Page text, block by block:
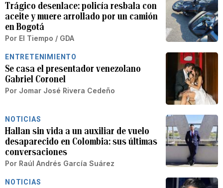
Trágico desenlace: policía resbala con
aceite y muere arrollado por un camión
en Bogotá
Por El Tiempo / GDA
ENTRETENIMIENTO
Se casa el presentador venezolano
Gabriel Coronel
Por Jomar José Rivera Cedeño
NOTICIAS
Hallan sin vida a un auxiliar de vuelo
desaparecido en Colombia: sus últimas
conversaciones
Por Raúl Andrés García Suárez
NOTICIAS